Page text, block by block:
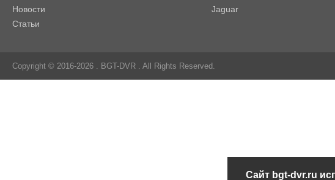
Новости
Статьи
Jaguar
Copyright © 2016-2026 . BGT-DVR . All Rights Reserved.
Сайт bgt-dvr.ru